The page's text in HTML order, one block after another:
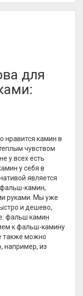
для
нравится камин в
чувством
у всех есть
у себя в
является
камин,
руками. Мы уже
и дешево,
фальш камин
к фальш-камину
также можно
например, из